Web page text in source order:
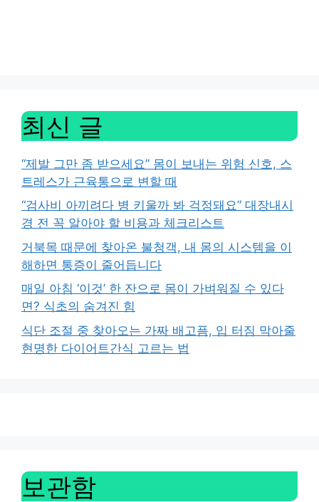
최신 글
“제발 그만 좀 받으세요” 몸이 보내는 위험 신호, 스
트레스가 근육통으로 변할 때
“검사비 아끼려다 병 키울까 봐 걱정돼요” 대장내시
경 전 꼭 알아야 할 비용과 체크리스트
거북목 때문에 찾아온 불청객, 내 몸의 시스템을 이
해하면 통증이 줄어듭니다
매일 아침 ‘이것’ 한 잔으로 몸이 가벼워질 수 있다
면? 식초의 숨겨진 힘
식단 조절 중 찾아오는 가짜 배고픔, 입 터짐 막아줄
현명한 다이어트간식 고르는 법
보관함